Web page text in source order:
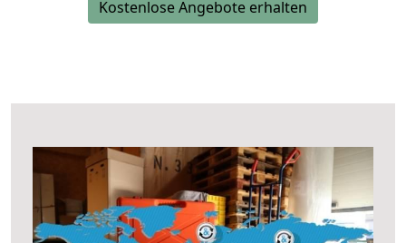
Kostenlose Angebote erhalten